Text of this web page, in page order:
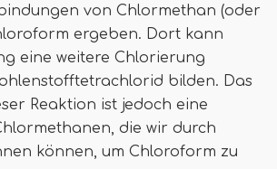
von Chlormethan (oder
ergeben. Dort kann
eine weitere Chlorierung
bilden. Das
Reaktion ist jedoch eine
die wir durch
können, um Chloroform zu